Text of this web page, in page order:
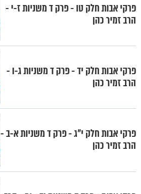
פרקי אבות חלק טו - פרק ד משניות ז-י -
הרב זמיר כהן
פרקי אבות חלק יד - פרק ד משניות ג-ו -
הרב זמיר כהן
פרקי אבות חלק י"ג - פרק ד משניות א-ב -
הרב זמיר כהן